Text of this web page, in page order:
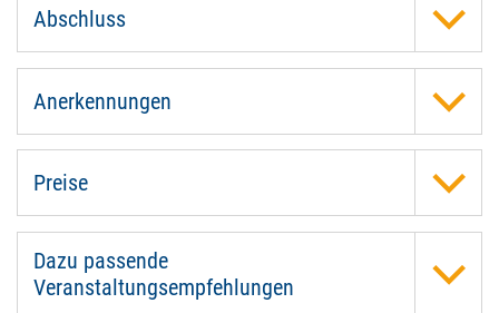
Abschluss
Anerkennungen
Preise
Dazu passende
Veranstaltungsempfehlungen